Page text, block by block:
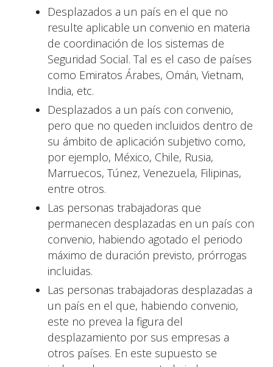
Desplazados a un país en el que no
resulte aplicable un convenio en materia
de coordinación de los sistemas de
Seguridad Social. Tal es el caso de países
como Emiratos Árabes, Omán, Vietnam,
India, etc.
Desplazados a un país con convenio,
pero que no queden incluidos dentro de
su ámbito de aplicación subjetivo como,
por ejemplo, México, Chile, Rusia,
Marruecos, Túnez, Venezuela, Filipinas,
entre otros.
Las personas trabajadoras que
permanecen desplazadas en un país con
convenio, habiendo agotado el periodo
máximo de duración previsto, prórrogas
incluidas.
Las personas trabajadoras desplazadas a
un país en el que, habiendo convenio,
este no prevea la figura del
desplazamiento por sus empresas a
otros países. En este supuesto se